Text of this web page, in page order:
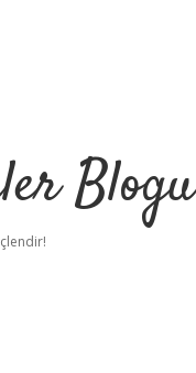
Blogu